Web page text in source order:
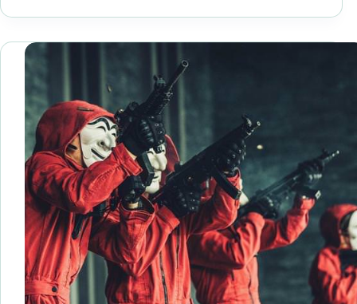
《流
國
國
內
視
低
但
海
外
有
熱
烈
迴
響